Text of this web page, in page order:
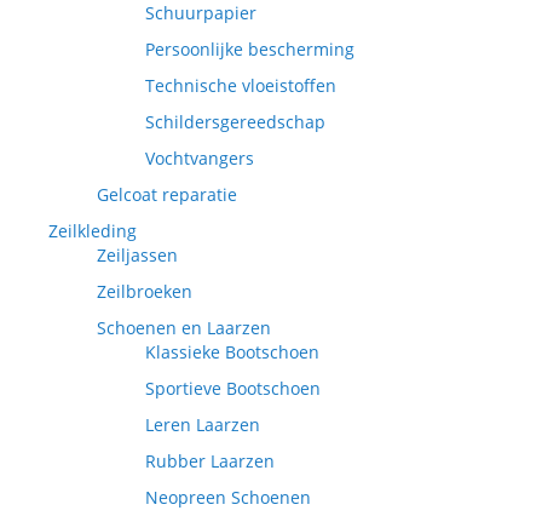
Schuurpapier
Persoonlijke bescherming
Technische vloeistoffen
Schildersgereedschap
Vochtvangers
Gelcoat reparatie
Zeilkleding
Zeiljassen
Zeilbroeken
Schoenen en Laarzen
Klassieke Bootschoen
Sportieve Bootschoen
Leren Laarzen
Rubber Laarzen
Neopreen Schoenen